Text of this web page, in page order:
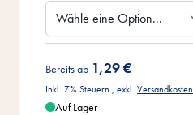
Bereits ab 1,29 €
Inkl. 7% Steuern , exkl. Versandkosten
Auf Lager